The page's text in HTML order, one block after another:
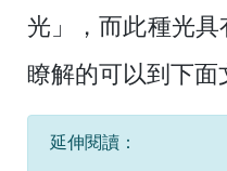
光」，而此種光
瞭解的可以到下面
延伸閱讀：